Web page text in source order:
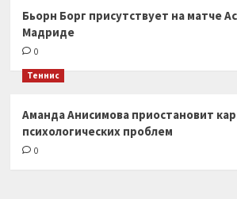
Бьорн Борг присутствует на матче
Мадриде
0
Теннис
Аманда Анисимова приостановит
психологических проблем
0